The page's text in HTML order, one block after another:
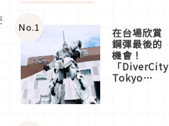
No.1 在台場欣賞
鋼彈最後的
機會！
「DiverCity
Tokyo